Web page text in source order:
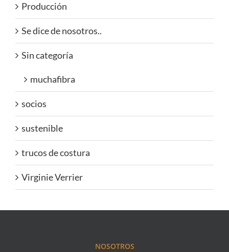
Producción
Se dice de nosotros..
Sin categoría
muchafibra
socios
sustenible
trucos de costura
Virginie Verrier
NOSOTROS